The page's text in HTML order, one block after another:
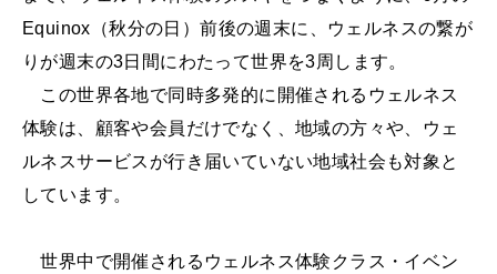
Equinox（秋分の日）前後の週末に、ウェルネスの繋が
りが週末の3日間にわたって世界を3周します。
この世界各地で同時多発的に開催されるウェルネス
体験は、顧客や会員だけでなく、地域の方々や、ウェ
ルネスサービスが行き届いていない地域社会も対象と
しています。
世界中で開催されるウェルネス体験クラス・イベン